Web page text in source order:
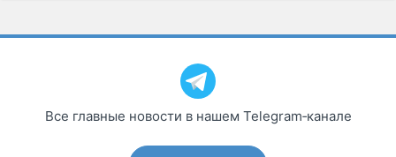
Все главные новости в нашем Telegram‑канале